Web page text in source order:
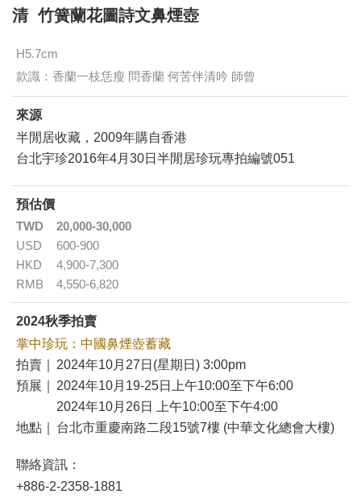
清 竹簧蘭花圖詩文鼻煙壺
H5.7cm
款識：香蘭一枝恁瘦 問香蘭 何苦伴清吟 師曾
來源
半閒居收藏，2009年購自香港
台北宇珍2016年4月30日半閒居珍玩專拍編號051
預估價
TWD
20,000-30,000
USD
600-900
HKD
4,900-7,300
RMB
4,550-6,820
2024秋季拍賣
掌中珍玩：中國鼻煙壺蓄藏
拍賣｜
2024年10月27日(星期日) 3:00pm
預展｜
2024年10月19-25日上午10:00至下午6:00
2024年10月26日 上午10:00至下午4:00
地點｜
台北市重慶南路二段15號7樓 (中華文化總會大樓)
聯絡資訊：
+886-2-2358-1881